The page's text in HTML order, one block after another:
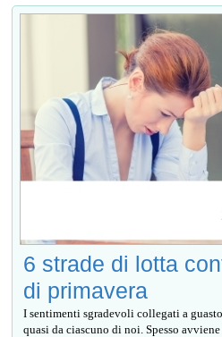
6 strade di lotta
di primavera
I sentimenti sgradevoli collegati a
quasi da ciascuno di noi. Spesso